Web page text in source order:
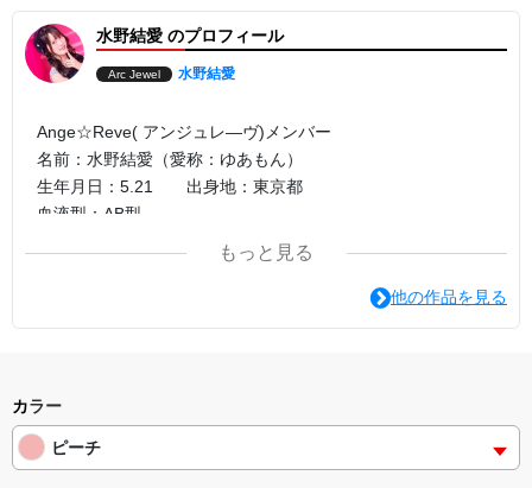
水野結愛 のプロフィール
Arc Jewel 水野結愛
Ange☆Reve( アンジュレ―ヴ)メンバー
名前：水野結愛（愛称：ゆあもん）
生年月日：5.21 出身地：東京都
血液型：AB型
もっと見る
他の作品を見る
カラー
ピーチ